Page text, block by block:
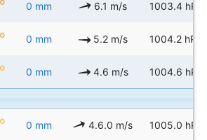
0 mm 6.1 m/s 1003.4 hPa
0 mm 5.2 m/s 1004.2 hPa
0 mm 4.6 m/s 1004.6 hPa
0 mm 4.6.0 m/s 1005.0 hPa